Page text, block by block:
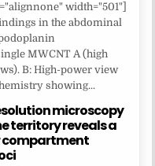
width="501"]
in the abdominal
MWCNT A (high
B: High-power view
showing...
microscopy
territory reveals a
compartment